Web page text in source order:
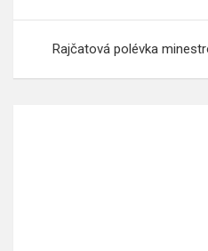
Rajčatová polévka